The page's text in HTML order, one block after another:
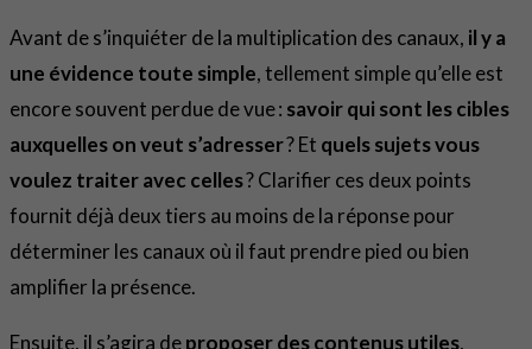
Avant de s’inquiéter de la multiplication des canaux, il y a
une évidence toute simple, tellement simple qu’elle est
encore souvent perdue de vue : savoir qui sont les cibles
auxquelles on veut s’adresser? Et quels sujets vous
voulez traiter avec celles? Clarifier ces deux points
fournit déjà deux tiers au moins de la réponse pour
déterminer les canaux où il faut prendre pied ou bien
amplifier la présence.
Ensuite, il s’agira deproposer des contenus utiles,